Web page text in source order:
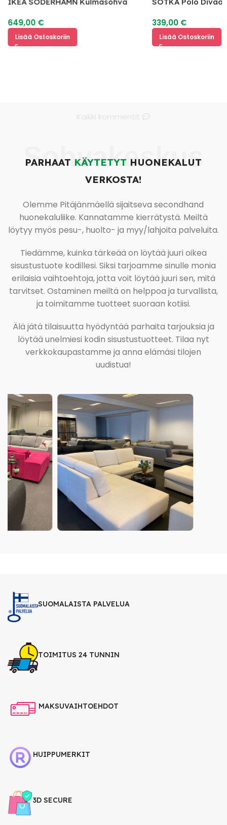
IKEA SÖDERHAMN Kulmasohva
649,00 €
Lisää Ostoskoriin
SOTKA Polo
339,00 €
Lisää Ostoskoriin
Sohvakeskus
PARHAAT KÄYTETYT HUONEKALUT
VERKOSTA!
Olemme Pitäjänmäellä sijaitseva secondhand
huonekaluliike. Kannatamme kierrätystä. Meiltä
löytyy myös pesu-, huolto- ja myy/lahjoita palveluita.
Tiedämme, kuinka tärkeää on löytää juuri oikea
sisustustuote kodillesi. Siksi tarjoamme sinulle monia
erilaisia vaihtoehtoja, jotta voit löytää juuri sen, mitä
tarvitset. Ostaminen meiltä on helppoa ja turvallista,
ja toimitamme tuotteet suoraan kotiisi.
Älä jätä tilaisuutta hyödyntää parhaita tarjouksia ja
löytää unelmiesi kodin sisustustuotteet. Tilaa nyt
verkkokaupastamme ja anna elämäsi tilojen
uudistua!
SUOMALAISTA PALVELUA
TOIMITUS 24 TUNNIN
MAKSUVAIHTOEHDOT
HUIPPUMERKIT
3D SECURE